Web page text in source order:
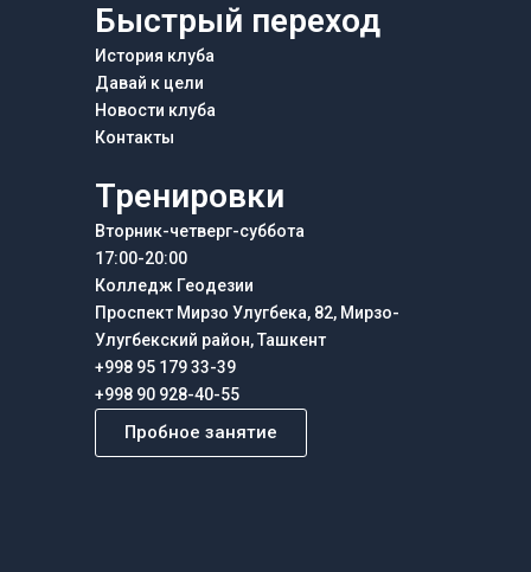
Быстрый переход
История клуба
Давай к цели
Новости клуба
Контакты
Тренировки
Вторник-четверг-суббота
17:00-20:00
Колледж Геодезии
Проспект Мирзо Улугбека, 82, Мирзо-
Улугбекский район, Ташкент
+998 95 179 33-39
+998 90 928-40-55
Пробное занятие